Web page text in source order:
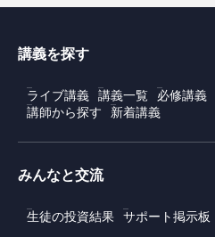
講義を探す
ライブ講義 講義一覧 必修講義
講師から探す
新着講義
みんなと交流
生徒の投資結果 サポート掲示板